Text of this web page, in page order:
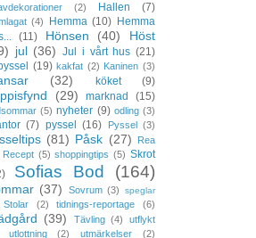
(2) Hallen (7)
(4) Hemma (10) Hemma
(11) Hönsen (40)
Höst
jul (36) Jul i vårt hus (21)
(19) kakfat (2) Kaninen (3)
(32) köket (9)
(29) marknad (15)
(5) nyheter (9) odling (3)
(7) pyssel (16) Pyssel (3)
(81) Påsk (27)
Rea
Recept (5) shoppingtips (5) Skrot
Sofias Bod (164)
(37) Sovrum (3)
speglar
Stolar (2) tidnings-reportage (6)
(39) Tävling (4)
utflykt
utlottning (2) utmärkelser (2)